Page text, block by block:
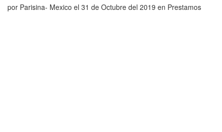
por Parisina- Mexico el 31 de Octubre del 2019 en Prestamos